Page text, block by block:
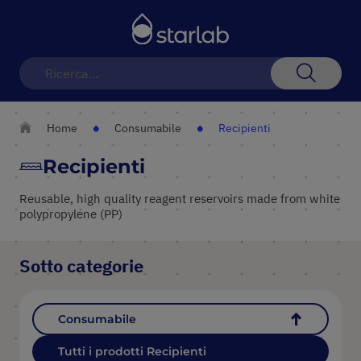
Home Consumabile Recipienti
Recipienti
Reusable, high quality reagent reservoirs made from white
polypropylene (PP)
Sotto categorie
Consumabile
Tutti i prodotti Recipienti